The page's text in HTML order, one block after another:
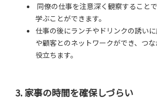
同僚の仕事を注意深く観察すること
学ぶことができます。
仕事の後にランチやドリンクの誘い
や顧客とのネットワークができ、つ
役立ちます。
3.家事の時間を確保しづらい